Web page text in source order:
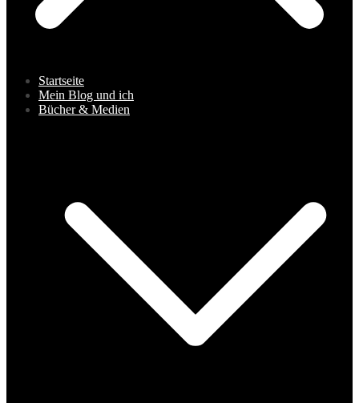
Startseite
Mein Blog und ich
Bücher & Medien